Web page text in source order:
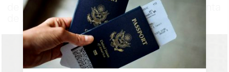
de Estudios Territoriales y Urbanos de la Junta
de Andalucía